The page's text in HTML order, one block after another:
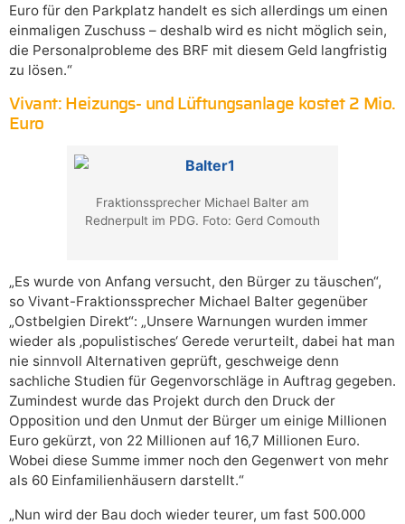
Euro für den Parkplatz handelt es sich allerdings um einen
einmaligen Zuschuss – deshalb wird es nicht möglich sein,
die Personalprobleme des BRF mit diesem Geld langfristig
zu lösen.“
Vivant: Heizungs- und Lüftungsanlage kostet 2 Mio.
Euro
Fraktionssprecher Michael Balter am
Rednerpult im PDG. Foto: Gerd Comouth
„Es wurde von Anfang versucht, den Bürger zu täuschen“,
so Vivant-Fraktionssprecher Michael Balter gegenüber
„Ostbelgien Direkt“: „Unsere Warnungen wurden immer
wieder als ‚populistisches‘ Gerede verurteilt, dabei hat man
nie sinnvoll Alternativen geprüft, geschweige denn
sachliche Studien für Gegenvorschläge in Auftrag gegeben.
Zumindest wurde das Projekt durch den Druck der
Opposition und den Unmut der Bürger um einige Millionen
Euro gekürzt, von 22 Millionen auf 16,7 Millionen Euro.
Wobei diese Summe immer noch den Gegenwert von mehr
als 60 Einfamilienhäusern darstellt.“
„Nun wird der Bau doch wieder teurer, um fast 500.000